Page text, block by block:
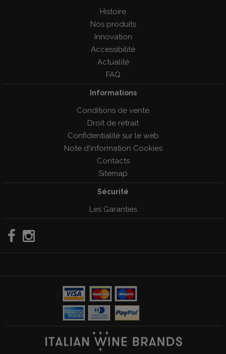
Histoire
Nos produits
Innovation
Accessibilité
Actualité
FAQ
Informations
Conditions de vente
Droit de retrait
Confidentialité sur le web
Note d'information Cookies
Contacts
Sitemap
Sécurité
Les Garanties